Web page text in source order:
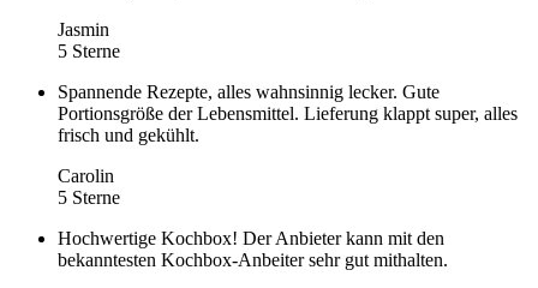
Jasmin
5 Sterne
Spannende Rezepte, alles wahnsinnig lecker. Gute
Portionsgröße der Lebensmittel. Lieferung klappt super, alles
frisch und gekühlt.
Carolin
5 Sterne
Hochwertige Kochbox! Der Anbieter kann mit den
bekanntesten Kochbox-Anbeiter sehr gut mithalten.